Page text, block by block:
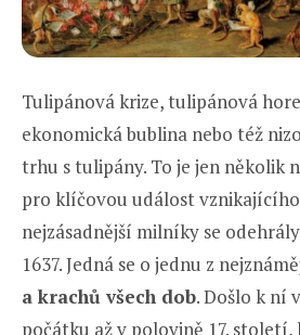
Tulipánová krize, tulipánová
ekonomická bublina nebo též
trhu s tulipány. To je jen několik
pro klíčovou událost
nejzásadnější milníky se
1637. Jedná se o jednu z
a krachů všech dob. Došlo k ní
počátku až v polovině 17. století,